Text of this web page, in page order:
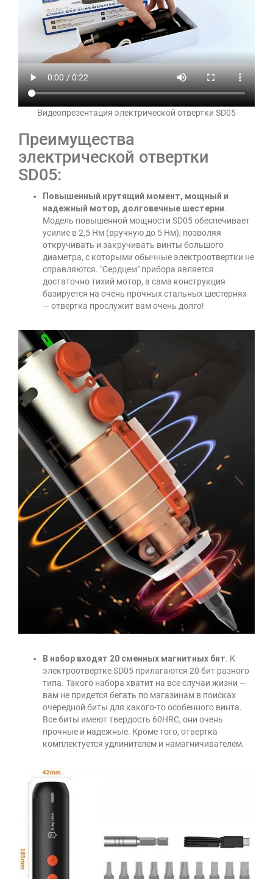
Видеопрезентация электрической отвертки SD05
Преимущества
электрической отвертки
SD05:
Повышенный крутящий момент, мощный и
надежный мотор, долговечные шестерни.
Модель повышенной мощности SD05 обеспечивает
усилие в 2,5 Нм (вручную до 5 Нм), позволяя
откручивать и закручивать винты большого
диаметра, с которыми обычные электроотвертки не
справляются. "Сердцем" прибора является
достаточно тихий мотор, а сама конструкция
базируется на очень прочных стальных шестернях
— отвертка прослужит вам очень долго!
В набор входят 20 сменных магнитных бит. К
электроотвертке SD05 прилагаются 20 бит разного
типа. Такого набора хватит на все случаи жизни —
вам не придется бегать по магазинам в поисках
очередной биты для какого-то особенного винта.
Все биты имеют твердость 60HRC, они очень
прочные и надежные. Кроме того, отвертка
комплектуется удлинителем и намагничивателем.